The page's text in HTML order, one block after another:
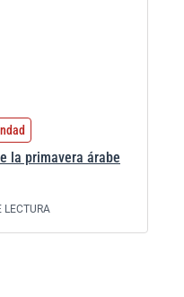
la primavera árabe
LECTURA